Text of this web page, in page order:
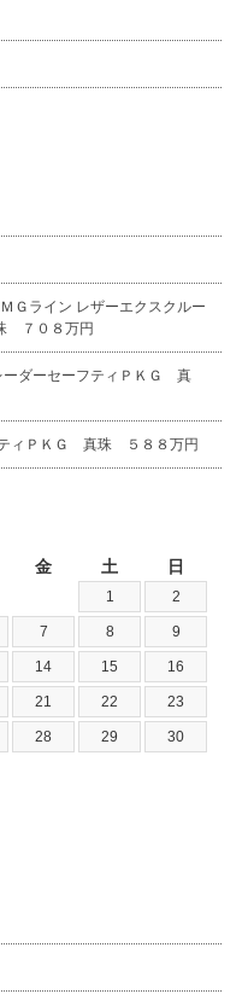
Ｇライン レザーエクスクルー
７０８万円
ーダーセーフティＰＫＧ 真
ティＰＫＧ 真珠 ５８８万円
金 土 日
1 2
7 8 9
14 15 16
21 22 23
28 29 30